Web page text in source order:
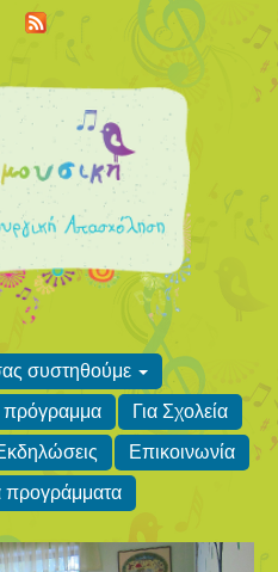
συστηθούμε
πρόγραμμα
Για Σχολεία
Επικοινωνία
προγράμματα